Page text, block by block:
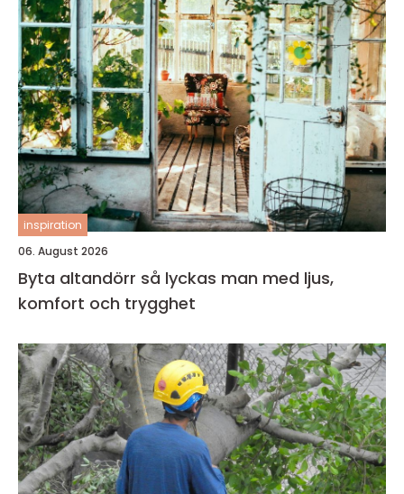
inspiration
06. August 2026
Byta altandörr så lyckas man med ljus,
komfort och trygghet